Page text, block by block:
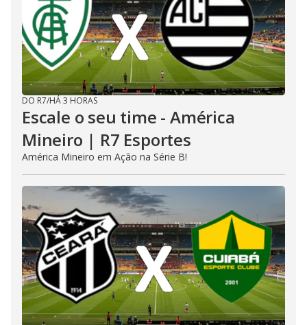
DO R7/HÁ 3 HORAS
Escale o seu time - América
Mineiro | R7 Esportes
América Mineiro em Ação na Série B!